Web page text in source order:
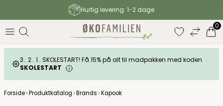
0
3.. 2.. 1.. SKOLESTART! Få 15% på alt til madpakken med koden
SKOLESTART
Forside Produktkatalog Brands Kapook